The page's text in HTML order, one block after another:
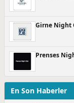
Girne Night
Prenses
En Son Haberler